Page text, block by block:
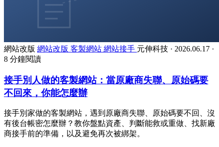
網站改版 網站改版 客製網站 網站接手 元伸科技 · 2026.06.17 ·
8 分鐘閱讀
接手別人做的客製網站：當原廠商失聯、原始碼要
不回來，你能怎麼辦
接手別家做的客製網站，遇到原廠商失聯、原始碼要不回、沒
有後台帳密怎麼辦？教你盤點資產、判斷能救或重做、找新廠
商接手前的準備，以及避免再次被綁架。